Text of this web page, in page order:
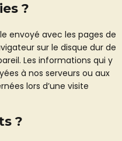
?
envoyé avec les pages de
sur le disque dur de
Les informations qui y
à nos serveurs ou aux
lors d’une visite
?